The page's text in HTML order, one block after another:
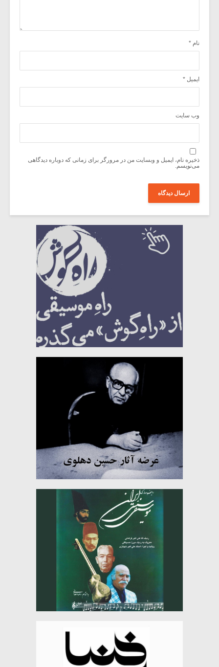
نام *
ایمیل *
وب‌ سایت
ذخیره نام، ایمیل و وبسایت من در مرورگر برای زمانی که دوباره دیدگاهی
می‌نویسم.